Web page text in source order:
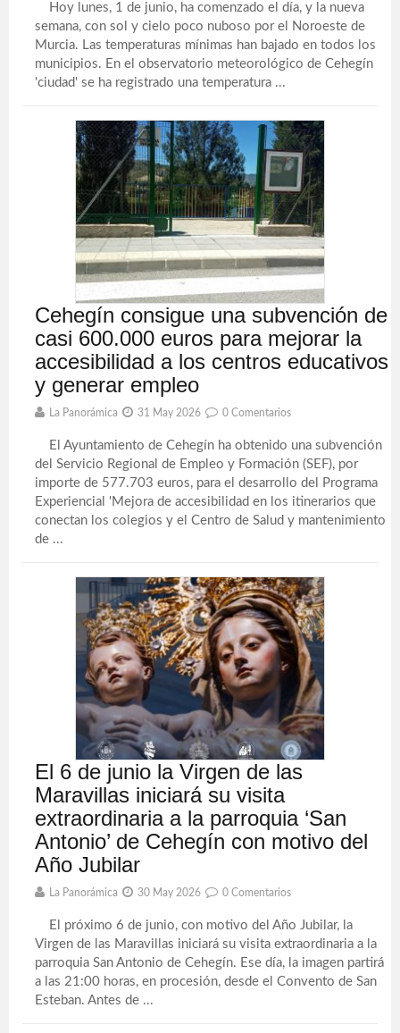
Hoy lunes, 1 de junio, ha comenzado el día, y la nueva
semana, con sol y cielo poco nuboso por el Noroeste de
Murcia. Las temperaturas mínimas han bajado en todos los
municipios. En el observatorio meteorológico de Cehegín
'ciudad' se ha registrado una temperatura ...
Cehegín consigue una subvención de
casi 600.000 euros para mejorar la
accesibilidad a los centros educativos
y generar empleo
La Panorámica 31 May 2026 0 Comentarios
El Ayuntamiento de Cehegín ha obtenido una subvención
del Servicio Regional de Empleo y Formación (SEF), por
importe de 577.703 euros, para el desarrollo del Programa
Experiencial 'Mejora de accesibilidad en los itinerarios que
conectan los colegios y el Centro de Salud y mantenimiento
de ...
El 6 de junio la Virgen de las
Maravillas iniciará su visita
extraordinaria a la parroquia ‘San
Antonio’ de Cehegín con motivo del
Año Jubilar
La Panorámica 30 May 2026 0 Comentarios
El próximo 6 de junio, con motivo del Año Jubilar, la
Virgen de las Maravillas iniciará su visita extraordinaria a la
parroquia San Antonio de Cehegín. Ese día, la imagen partirá
a las 21:00 horas, en procesión, desde el Convento de San
Esteban. Antes de ...